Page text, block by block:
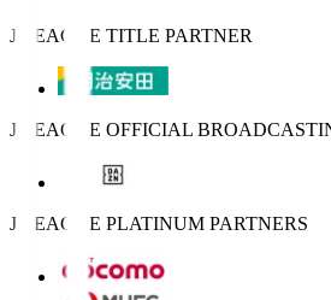
J.LEAGUE TITLE PARTNER
J.LEAGUE OFFICIAL
J.LEAGUE PLATINUM PARTNERS